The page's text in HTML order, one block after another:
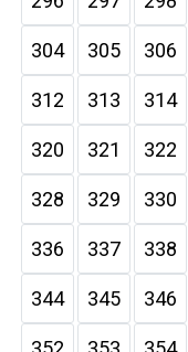
304 305 306
312 313 314
320 321 322
328 329 330
336 337 338
344 345 346